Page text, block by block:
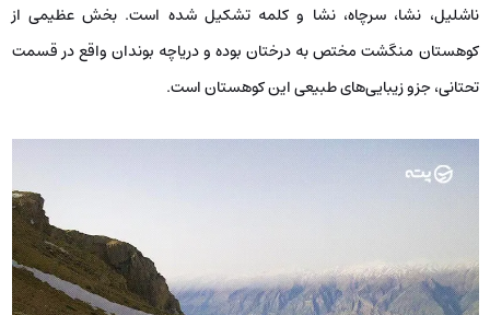
ناشلیل، نشا، سرچاه، نشا و کلمه تشکیل شده است. بخش عظیمی از
کوهستان منگشت مختص به درختان بوده و دریاچه بوندان واقع در قسمت
تحتانی، جزو زیبایی‌های طبیعی این کوهستان است.